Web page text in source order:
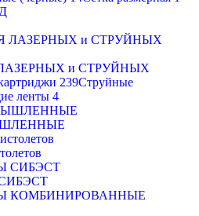
и СТРУЙНЫХ
239Струйные
ленты 4